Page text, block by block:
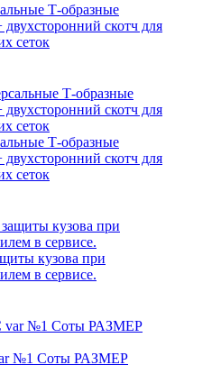
Т-образные
скотч для
сеток
Т-образные
скотч для
сеток
кузова при
в сервисе.
№1 Соты РАЗМЕР